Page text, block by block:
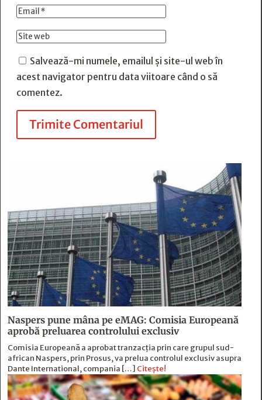
Salvează-mi numele, emailul și site-ul web în
acest navigator pentru data viitoare când o să
comentez.
Trimite Comentariul
Naspers pune mâna pe eMAG: Comisia Europeană
aprobă preluarea controlului exclusiv
Comisia Europeană a aprobat tranzacția prin care grupul sud-
african Naspers, prin Prosus, va prelua controlul exclusiv asupra
Dante International, compania […] Citește!